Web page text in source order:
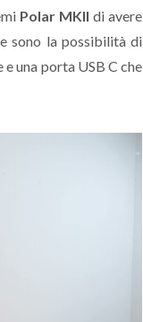
Polar MKIIdi avere
sono la possibilità di
una porta USB C che